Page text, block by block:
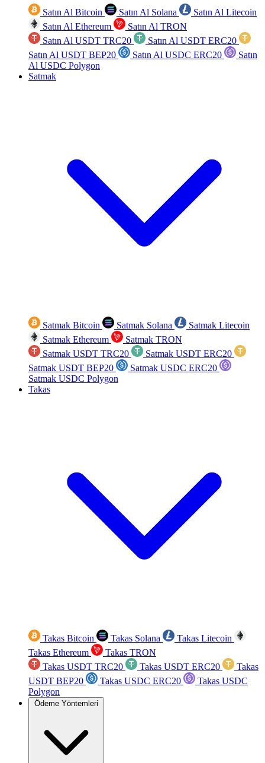
Satın Al Bitcoin Satın Al Solana
Satın Al Litecoin
Satın Al Ethereum
Satın Al TRON
Satın Al USDT TRC20
Satın Al USDT ERC20
Satın Al USDT BEP20
Satın Al USDC ERC20
Satın
Al USDC Polygon
Satmak
Satmak Bitcoin Satmak Solana
Satmak Litecoin
Satmak Ethereum
Satmak TRON
Satmak USDT TRC20
Satmak USDT ERC20
Satmak USDT BEP20
Satmak USDC ERC20
Satmak USDC Polygon
Takas
Takas Bitcoin Takas Solana
Takas Litecoin
Takas Ethereum
Takas TRON
Takas USDT TRC20
Takas USDT ERC20
Takas
USDT BEP20
Takas USDC ERC20
Takas USDC
Polygon
Ödeme Yöntemleri